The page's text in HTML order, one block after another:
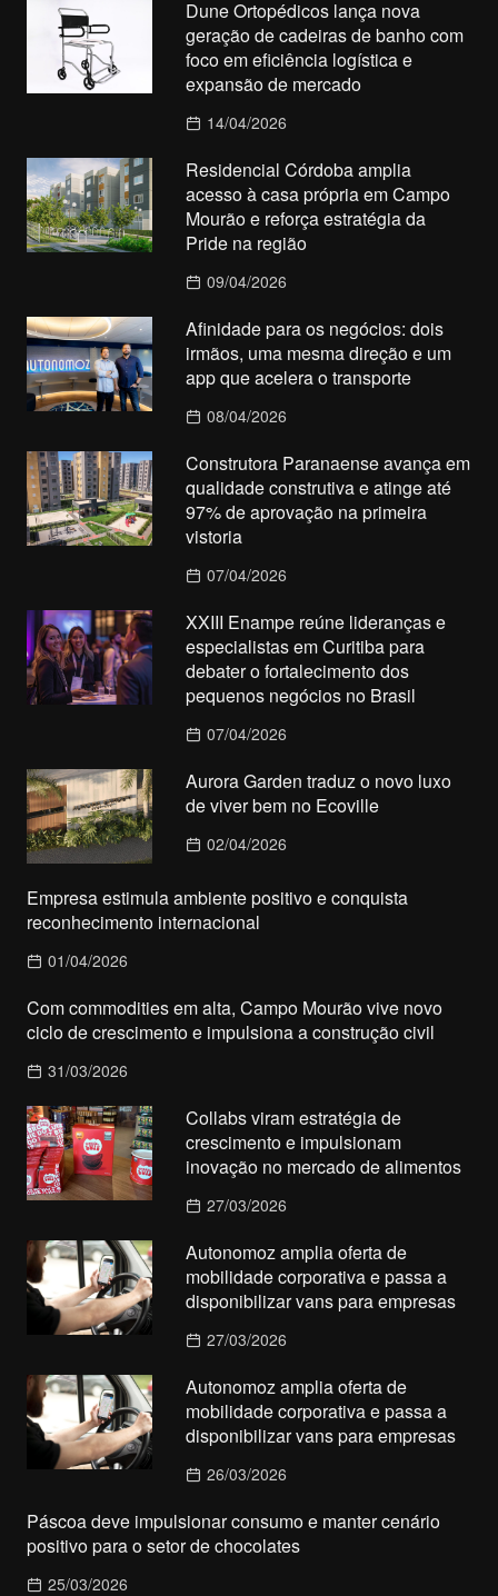
Dune Ortopédicos lança nova
geração de cadeiras de banho com
foco em eficiência logística e
expansão de mercado
14/04/2026
Residencial Córdoba amplia
acesso à casa própria em Campo
Mourão e reforça estratégia da
Pride na região
09/04/2026
Afinidade para os negócios: dois
irmãos, uma mesma direção e um
app que acelera o transporte
08/04/2026
Construtora Paranaense avança em
qualidade construtiva e atinge até
97% de aprovação na primeira
vistoria
07/04/2026
XXIII Enampe reúne lideranças e
especialistas em Curitiba para
debater o fortalecimento dos
pequenos negócios no Brasil
07/04/2026
Aurora Garden traduz o novo luxo
de viver bem no Ecoville
02/04/2026
Empresa estimula ambiente positivo e conquista
reconhecimento internacional
01/04/2026
Com commodities em alta, Campo Mourão vive novo
ciclo de crescimento e impulsiona a construção civil
31/03/2026
Collabs viram estratégia de
crescimento e impulsionam
inovação no mercado de alimentos
27/03/2026
Autonomoz amplia oferta de
mobilidade corporativa e passa a
disponibilizar vans para empresas
27/03/2026
Autonomoz amplia oferta de
mobilidade corporativa e passa a
disponibilizar vans para empresas
26/03/2026
Páscoa deve impulsionar consumo e manter cenário
positivo para o setor de chocolates
25/03/2026